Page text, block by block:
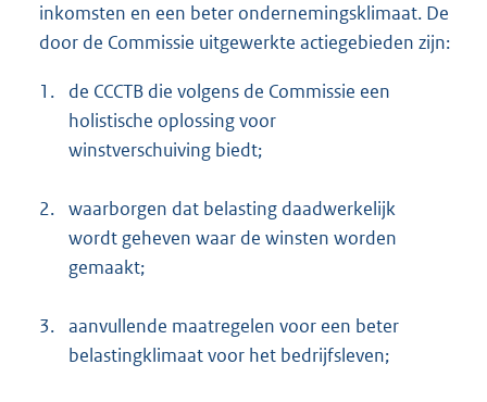
inkomsten en een beter ondernemingsklimaat. De
door de Commissie uitgewerkte actiegebieden zijn:
1.
de CCCTB die volgens de Commissie een
holistische oplossing voor
winstverschuiving biedt;
2. waarborgen dat belasting daadwerkelijk
wordt geheven waar de winsten worden
gemaakt;
3. aanvullende maatregelen voor een beter
belastingklimaat voor het bedrijfsleven;